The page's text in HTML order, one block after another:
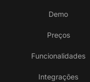
Demo
Preços
Funcionalidades
Integrações